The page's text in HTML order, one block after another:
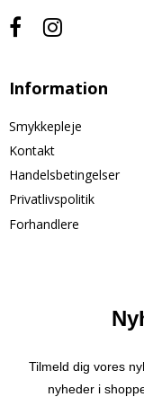
Information
Smykkepleje
Kontakt
Handelsbetingelser
Privatlivspolitik
Forhandlere
Tilmeld dig vores
nyheder i